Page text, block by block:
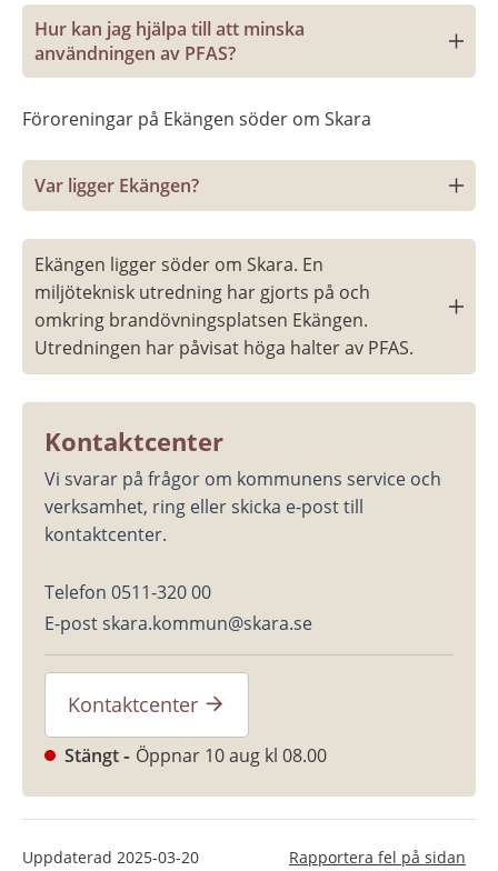
Hur kan jag hjälpa till att minska
användningen av PFAS?
Föroreningar på Ekängen söder om Skara
Var ligger Ekängen?
Ekängen ligger söder om Skara. En
miljöteknisk utredning har gjorts på och
omkring brandövningsplatsen Ekängen.
Utredningen har påvisat höga halter av PFAS.
Kontaktcenter
Vi svarar på frågor om kommunens service och
verksamhet, ring eller skicka e-post till
kontaktcenter.
Telefon 0511-320 00
E-post skara.kommun@skara.se
Kontaktcenter
Stängt Öppnar 10 aug kl 08.00
Uppdaterad 2025-03-20 Rapportera fel på sidan